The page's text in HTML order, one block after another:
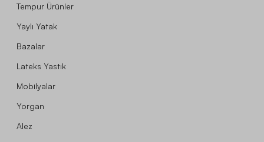
Tempur Ürünler
Yaylı Yatak
Bazalar
Lateks Yastık
Mobilyalar
Yorgan
Alez